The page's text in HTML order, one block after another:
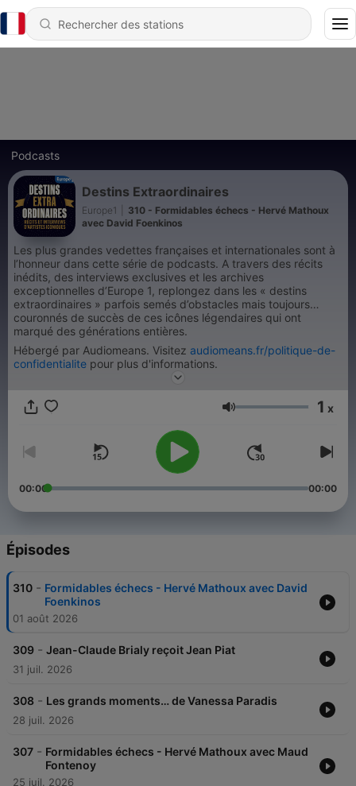
Podcasts
Destins Extraordinaires
Europe1
310 - Formidables échecs - Hervé Mathoux
avec David Foenkinos
Les plus grandes vedettes françaises et internationales sont à
l’honneur dans cette série de podcasts. A travers des récits
inédits, des interviews exclusives et les archives
exceptionnelles d’Europe 1, replongez dans les « destins
extraordinaires » parfois semés d’obstacles mais toujours
couronnés de succès de ces icônes légendaires qui ont
marqué des générations entières.
Hébergé par Audiomeans. Visitez audiomeans.fr/politique-de-
confidentialite pour plus d'informations.
Volume 1 x
00:00 00:00
Épisodes
310 - Formidables échecs - Hervé Mathoux avec David
Foenkinos
01 août 2026
309 - Jean-Claude Brialy reçoit Jean Piat
31 juil. 2026
308 - Les grands moments… de Vanessa Paradis
28 juil. 2026
307 - Formidables échecs - Hervé Mathoux avec Maud
Fontenoy
25 juil. 2026